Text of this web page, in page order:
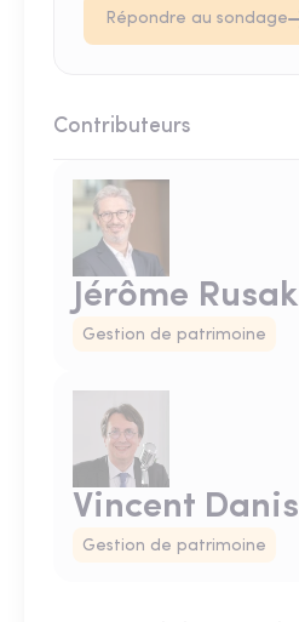
Répondre au sondage
Contributeurs
Jérôme Rusak
Gestion de patrimoine
Vincent Danis
Gestion de patrimoine